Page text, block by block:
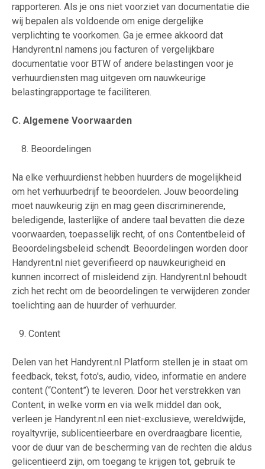
rapporteren. Als je ons niet voorziet van documentatie die
wij bepalen als voldoende om enige dergelijke
verplichting te voorkomen. Ga je ermee akkoord dat
Handyrent.nl namens jou facturen of vergelijkbare
documentatie voor BTW of andere belastingen voor je
verhuurdiensten mag uitgeven om nauwkeurige
belastingrapportage te faciliteren.
C. Algemene Voorwaarden
8. Beoordelingen
Na elke verhuurdienst hebben huurders de mogelijkheid
om het verhuurbedrijf te beoordelen. Jouw beoordeling
moet nauwkeurig zijn en mag geen discriminerende,
beledigende, lasterlijke of andere taal bevatten die deze
voorwaarden, toepasselijk recht, of ons Contentbeleid of
Beoordelingsbeleid schendt. Beoordelingen worden door
Handyrent.nl niet geverifieerd op nauwkeurigheid en
kunnen incorrect of misleidend zijn. Handyrent.nl behoudt
zich het recht om de beoordelingen te verwijderen zonder
toelichting aan de huurder of verhuurder.
9. Content
Delen van het Handyrent.nl Platform stellen je in staat om
feedback, tekst, foto's, audio, video, informatie en andere
content (“Content”) te leveren. Door het verstrekken van
Content, in welke vorm en via welk middel dan ook,
verleen je Handyrent.nl een niet-exclusieve, wereldwijde,
royaltyvrije, sublicentieerbare en overdraagbare licentie,
voor de duur van de bescherming van de rechten die aldus
gelicentieerd zijn, om toegang te krijgen tot, gebruik te